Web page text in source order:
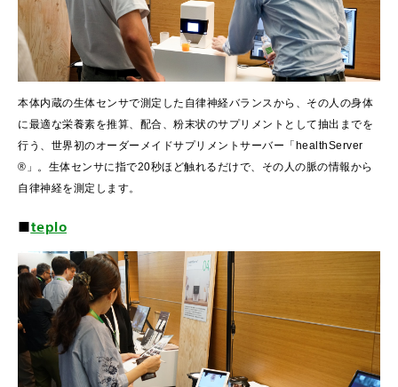
本体内蔵の生体センサで測定した自律神経バランスから、その人の身体
に最適な栄養素を推算、配合、粉末状のサプリメントとして抽出までを
行う、世界初のオーダーメイドサプリメントサーバー「healthServer
®」。生体センサに指で20秒ほど触れるだけで、その人の脈の情報から
自律神経を測定します。
■teplo